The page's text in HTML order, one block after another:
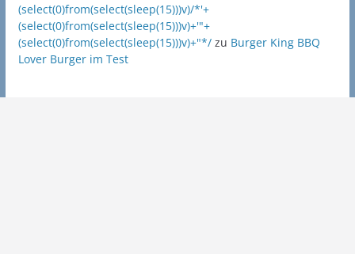
(select(0)from(select(sleep(15)))v)/*'+
(select(0)from(select(sleep(15)))v)+'"+
(select(0)from(select(sleep(15)))v)+"*/zu Burger King BBQ
Lover Burger im Test